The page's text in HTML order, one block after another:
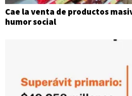
Cae la venta de productos
humor social